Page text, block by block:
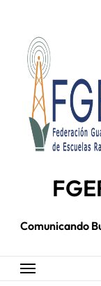
content
Comunicando